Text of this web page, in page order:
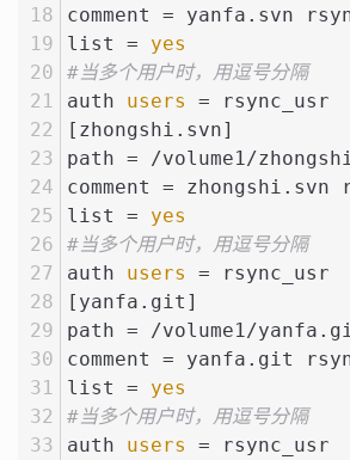
comment = yanfa.svn
list = yes
#当多个用户时，用逗号分隔
auth users
= rsync_usr
[zhongshi.svn]
path = /volume1/
comment = zhongshi.svn
list = yes
#当多个用户时，用逗号分隔
auth users
= rsync_usr
[yanfa.git]
path = /volume1/
comment = yanfa.git
list = yes
#当多个用户时，用逗号分隔
auth users = rsync_usr